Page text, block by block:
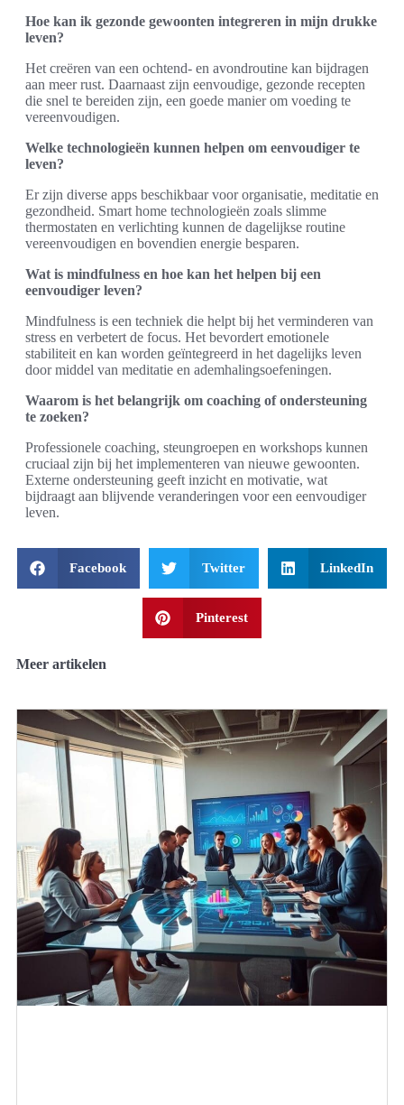
Hoe kan ik gezonde gewoonten integreren in mijn drukke
leven?
Het creëren van een ochtend- en avondroutine kan bijdragen
aan meer rust. Daarnaast zijn eenvoudige, gezonde recepten
die snel te bereiden zijn, een goede manier om voeding te
vereenvoudigen.
Welke technologieën kunnen helpen om eenvoudiger te
leven?
Er zijn diverse apps beschikbaar voor organisatie, meditatie en
gezondheid. Smart home technologieën zoals slimme
thermostaten en verlichting kunnen de dagelijkse routine
vereenvoudigen en bovendien energie besparen.
Wat is mindfulness en hoe kan het helpen bij een
eenvoudiger leven?
Mindfulness is een techniek die helpt bij het verminderen van
stress en verbetert de focus. Het bevordert emotionele
stabiliteit en kan worden geïntegreerd in het dagelijks leven
door middel van meditatie en ademhalingsoefeningen.
Waarom is het belangrijk om coaching of ondersteuning
te zoeken?
Professionele coaching, steungroepen en workshops kunnen
cruciaal zijn bij het implementeren van nieuwe gewoonten.
Externe ondersteuning geeft inzicht en motivatie, wat
bijdraagt aan blijvende veranderingen voor een eenvoudiger
leven.
Facebook Twitter LinkedIn
Pinterest
Meer artikelen